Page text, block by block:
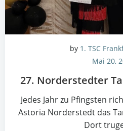
by 1. TSC
Mai 20,
27. Nor­der­sted­ter
Jedes Jahr zu Pfings­ten
Asto­ria Nor­der­stedt das
Dort